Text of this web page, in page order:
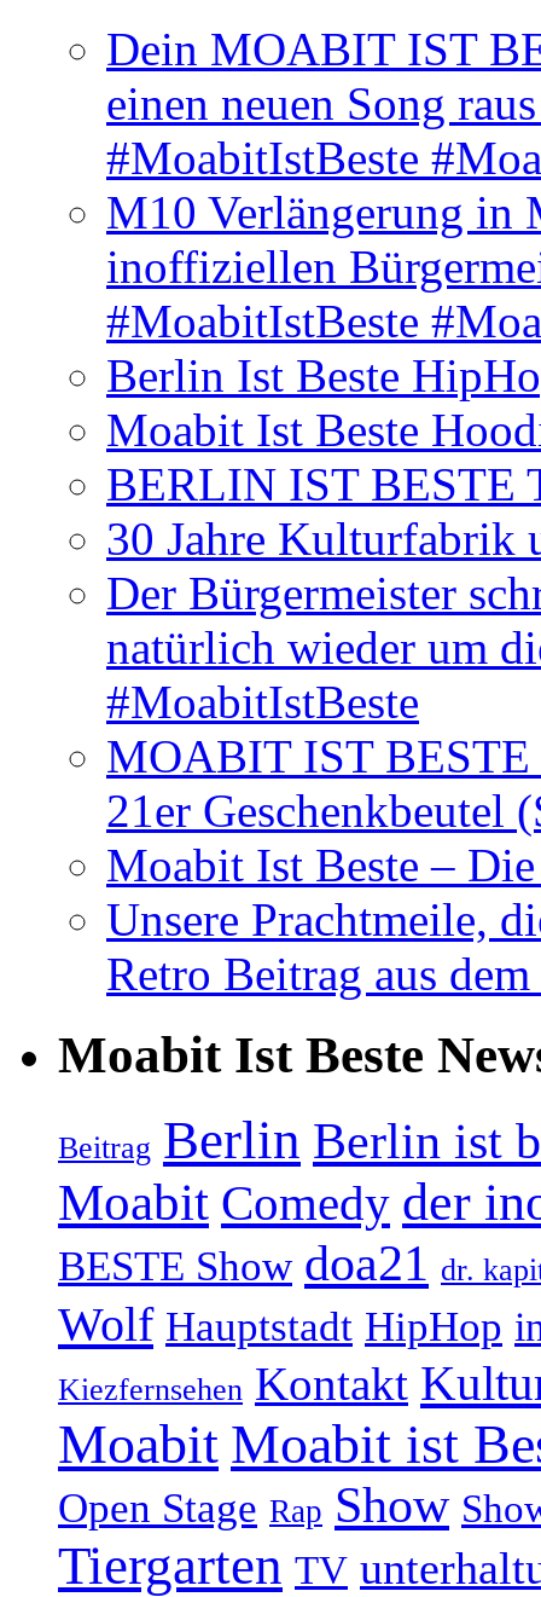
Dein MOABIT IST
einen neuen Song
#MoabitIstBeste
M10 Verlängerung in
inoffiziellen
#MoabitIstBeste
Berlin Ist Beste
Moabit Ist Beste
BERLIN IST BESTE
30 Jahre Kulturfabrik
Der Bürgermeister
natürlich wieder um
#MoabitIstBeste
MOABIT IST BESTE
21er Geschenkbeutel
Moabit Ist Beste –
Unsere Prachtmeile,
Retro Beitrag aus
Moabit Ist Beste
Beitrag Berlin Berlin ist
Moabit Comedy der
BESTE Show doa21 dr.
Wolf Hauptstadt HipHop
Kiezfernsehen Kontakt
Moabit Moabit ist
Open Stage Rap Show
Tiergarten TV